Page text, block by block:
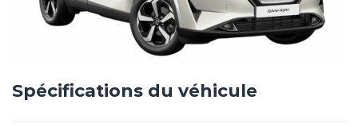
Spécifications du véhicule